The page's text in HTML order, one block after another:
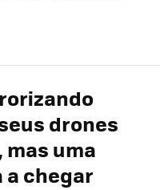
drones
mas uma
chegar